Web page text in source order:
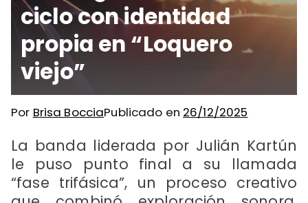
ciclo con identidad
propia en “Loquero
viejo”
Por Brisa BocciaPublicado en 26/12/2025
La banda liderada por Julián Kartún
le puso punto final a su llamada
“fase trifásica”, un proceso creativo